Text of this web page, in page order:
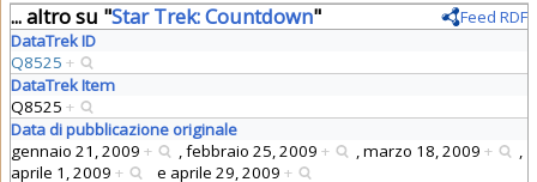
... altro su "Star Trek: Countdown"
Feed RDF
DataTrek ID
Q8525 +
DataTrek Item
Q8525 +
Data di pubblicazione originale
gennaio 21, 2009 + febbraio 25, 2009 + marzo 18, 2009 +
aprile 1, 2009 + e aprile 29, 2009 +